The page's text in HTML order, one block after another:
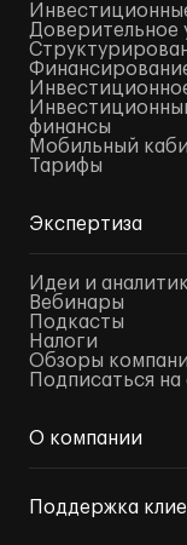
Доверительное
финансы
Мобильный
Тарифы
Экспертиза
Идеи и
Вебинары
Подкасты
Налоги
Обзоры
Подписаться на
О компании
Поддержка